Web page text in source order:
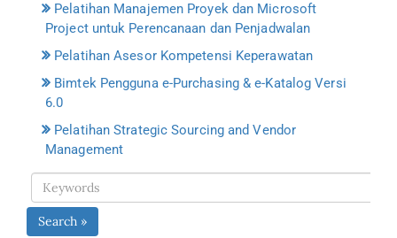
Pelatihan Manajemen Proyek dan Microsoft
Project untuk Perencanaan dan Penjadwalan
Pelatihan Asesor Kompetensi Keperawatan
Bimtek Pengguna e-Purchasing & e-Katalog Versi
6.0
Pelatihan Strategic Sourcing and Vendor
Management
Search »